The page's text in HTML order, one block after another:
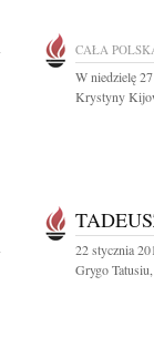
CAŁA
W niedzielę
Krystyny
22 stycznia
Grygo